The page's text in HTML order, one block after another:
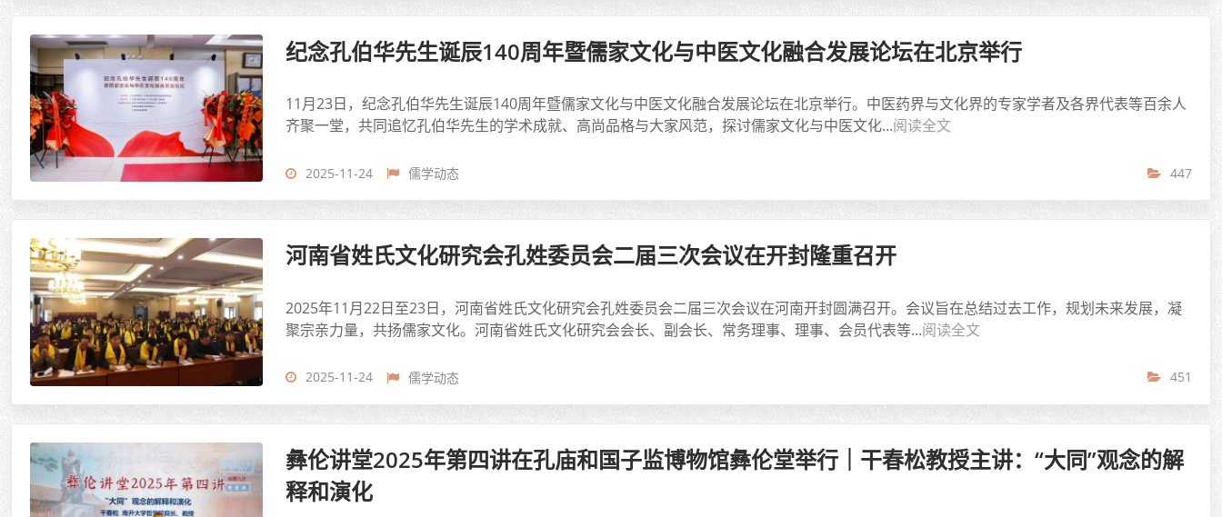
纪念孔伯华先生诞辰140周年暨儒家文化与中医文化融合发展论坛在北京举行
11月23日，纪念孔伯华先生诞辰140周年暨儒家文化与中医文化融合发展论坛在北京举行。中医药界与文化界的专家学者及各界代表等百余人
齐聚一堂，共同追忆孔伯华先生的学术成就、高尚品格与大家风范，探讨儒家文化与中医文化...阅读全文
2025-11-24 儒学动态 447
河南省姓氏文化研究会孔姓委员会二届三次会议在开封隆重召开
2025年11月22日至23日，河南省姓氏文化研究会孔姓委员会二届三次会议在河南开封圆满召开。会议旨在总结过去工作，规划未来发展，凝
聚宗亲力量，共扬儒家文化。河南省姓氏文化研究会会长、副会长、常务理事、理事、会员代表等...阅读全文
2025-11-24 儒学动态 451
彝伦讲堂2025年第四讲在孔庙和国子监博物馆彝伦堂举行｜干春松教授主讲：“大同”观念的解
释和演化